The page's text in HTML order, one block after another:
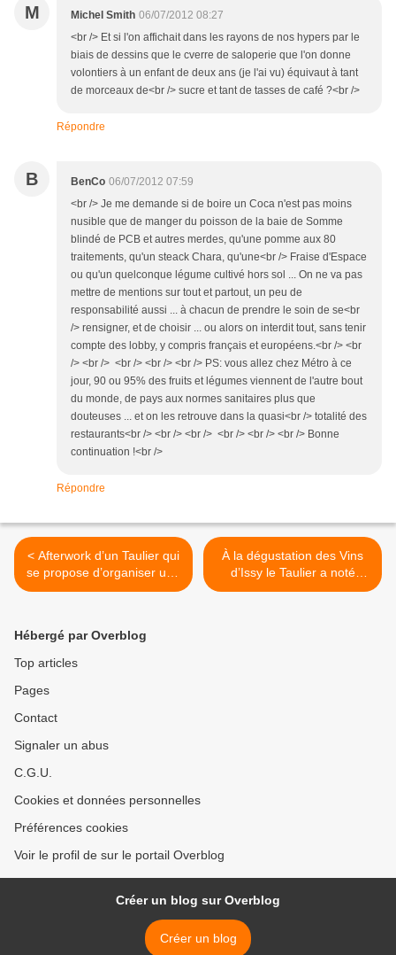
M Michel Smith 06/07/2012 08:27
<br /> Et si l'on affichait dans les rayons de nos hypers par le
biais de dessins que le cverre de saloperie que l'on donne
volontiers à un enfant de deux ans (je l'ai vu) équivaut à tant
de morceaux de<br /> sucre et tant de tasses de café ?<br />
Répondre
B BenCo 06/07/2012 07:59
<br /> Je me demande si de boire un Coca n'est pas moins
nusible que de manger du poisson de la baie de Somme
blindé de PCB et autres merdes, qu'une pomme aux 80
traitements, qu'un steack Chara, qu'une<br /> Fraise d'Espace
ou qu'un quelconque légume cultivé hors sol ... On ne va pas
mettre de mentions sur tout et partout, un peu de
responsabilité aussi ... à chacun de prendre le soin de se<br
/> rensigner, et de choisir ... ou alors on interdit tout, sans tenir
compte des lobby, y compris français et européens.<br /> <br
/> <br /> <br /> <br /> <br /> PS: vous allez chez Métro à ce
jour, 90 ou 95% des fruits et légumes viennent de l'autre bout
du monde, de pays aux normes sanitaires plus que
douteuses ... et on les retrouve dans la quasi<br /> totalité des
restaurants<br /> <br /> <br /> <br /> <br /> <br /> Bonne
continuation !<br />
Répondre
< Afterwork d’un Taulier qui
se propose d’organiser une
rencontre citoyenne sur le
À la dégustation des Vins
d’Issy le Taulier a noté
comme Michel Dovaz 16/20
Hébergé par Overblog
Top articles
Pages
Contact
Signaler un abus
C.G.U.
Cookies et données personnelles
Préférences cookies
Voir le profil de sur le portail Overblog
Créer un blog sur Overblog
Créer un blog